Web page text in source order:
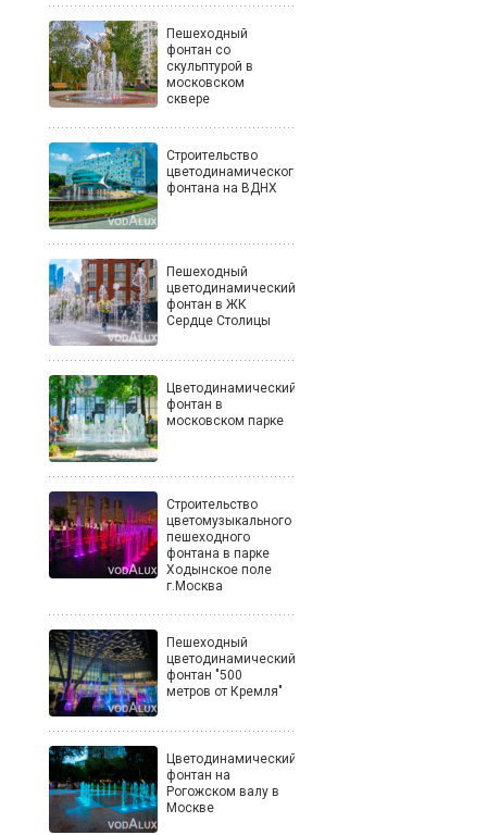
Пешеходный
фонтан со
скульптурой в
московском
сквере
Строительство
цветодинамического
фонтана на ВДНХ
Пешеходный
цветодинамический
фонтан в ЖК
Сердце Столицы
Цветодинамический
фонтан в
московском парке
Строительство
цветомузыкального
пешеходного
фонтана в парке
Ходынское поле
г.Москва
Пешеходный
цветодинамический
фонтан "500
метров от Кремля"
Цветодинамический
фонтан на
Рогожском валу в
Москве